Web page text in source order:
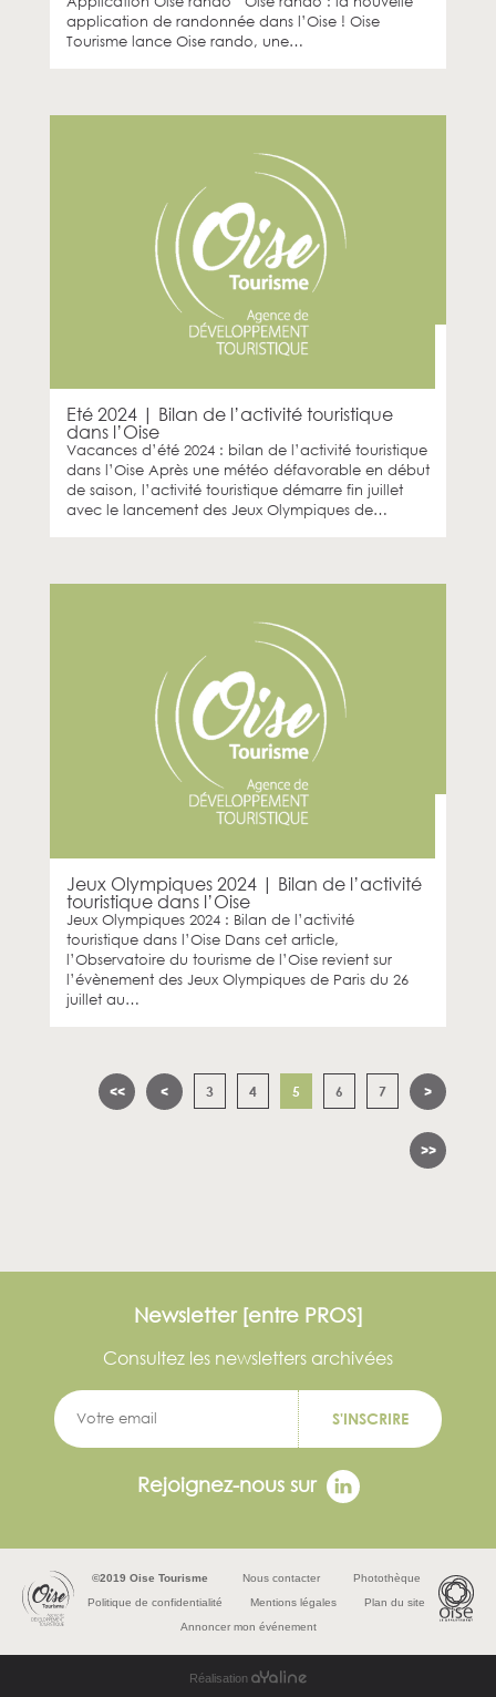
application de randonnée dans l’Oise ! Oise
Tourisme lance Oise rando, une…
Eté 2024 | Bilan de l’activité touristique
dans l’Oise
Vacances d’été 2024 : bilan de l’activité touristique
dans l’Oise Après une météo défavorable en début
de saison, l’activité touristique démarre fin juillet
avec le lancement des Jeux Olympiques de…
Jeux Olympiques 2024 | Bilan de l’activité
touristique dans l’Oise
Jeux Olympiques 2024 : Bilan de l’activité
touristique dans l’Oise Dans cet article,
l’Observatoire du tourisme de l’Oise revient sur
l’évènement des Jeux Olympiques de Paris du 26
juillet au…
<< < 3 4 5 6 7 >
>>
Newsletter [entre PROS]
Consultez les newsletters archivées
S'INSCRIRE
Rejoignez-nous sur
©2019 Oise Tourisme Nous contacter
Photothèque
Politique de confidentialité
Mentions légales
Plan du site
Annoncer mon événement
Réalisation